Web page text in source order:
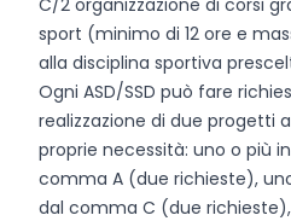
C/2 organizzazione di corsi
sport (minimo di 12 ore e
alla disciplina sportiva
Ogni ASD/SSD può fare
realizzazione di due progetti
proprie necessità: uno o più
comma A (due richieste),
dal comma C (due richieste),